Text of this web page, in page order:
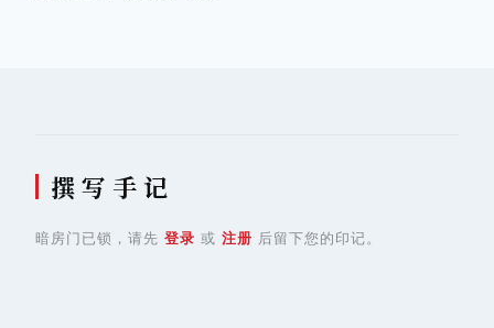
撰 写 手 记
暗房门已锁，请先 登录 或 注册 后留下您的印记。